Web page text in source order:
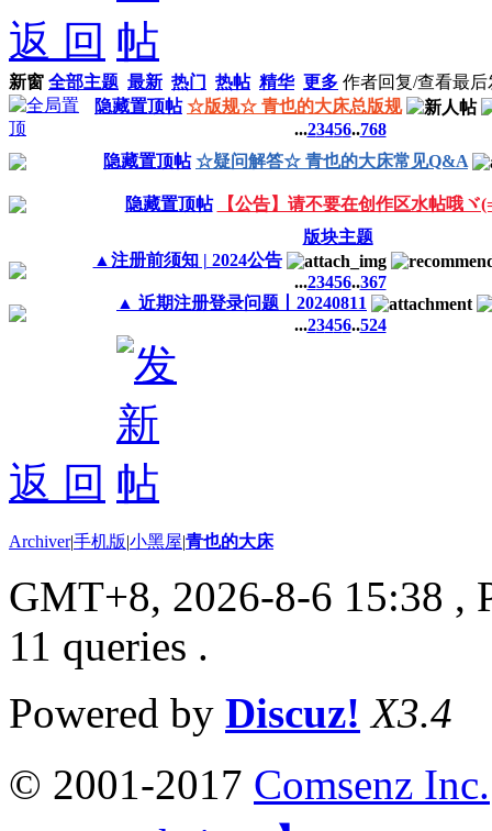
返 回
新窗 全部主题 最新 热门 热帖 精华 更多 作者回复/查看最后
隐藏置顶帖 ☆版规☆ 青也的大床总版规
...23456..768
隐藏置顶帖 ☆疑问解答☆ 青也的大床常见Q&A
隐藏置顶帖
【公告】请不要在创作区水帖哦ヾ
版块主题
▲注册前须知 | 2024公告
...23456..367
▲ 近期注册登录问题丨20240811
...23456..524
返 回
Archiver|手机版|小黑屋|青也的大床
GMT+8, 2026-8-6 15:38 ,
11 queries .
Powered by Discuz! X3.4
© 2001-2017 Comsenz Inc.